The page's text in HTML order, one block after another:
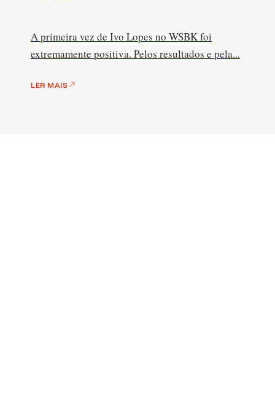
A primeira vez de Ivo Lopes no WSBK foi
extremamente positiva. Pelos resultados e pela...
LER MAIS